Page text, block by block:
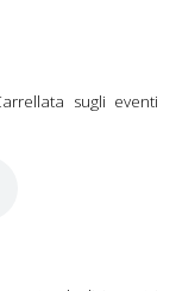
sugli eventi